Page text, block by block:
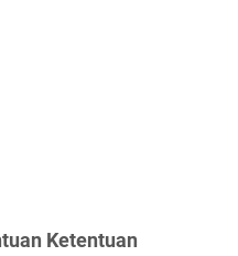
Ketentuan